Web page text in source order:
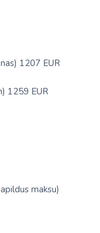
1207 EUR
1259 EUR
maksu)